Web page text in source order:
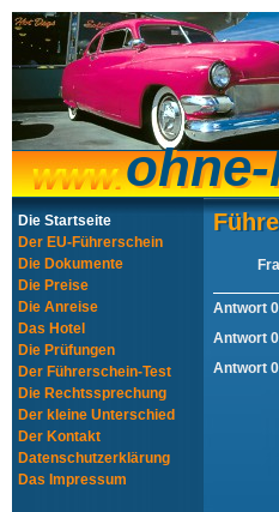
Die Startseite
Der EU-Führerschein
Die Dokumente
Die Preise
Die Anreise
Das Hotel
Die Prüfungen
Der Führerschein-Test
Die Rechtssprechung
Der kleine Unterschied
Der Kontakt
Datenschutzerklärung
Das Impressum
Antwort
Antwort
Antwort